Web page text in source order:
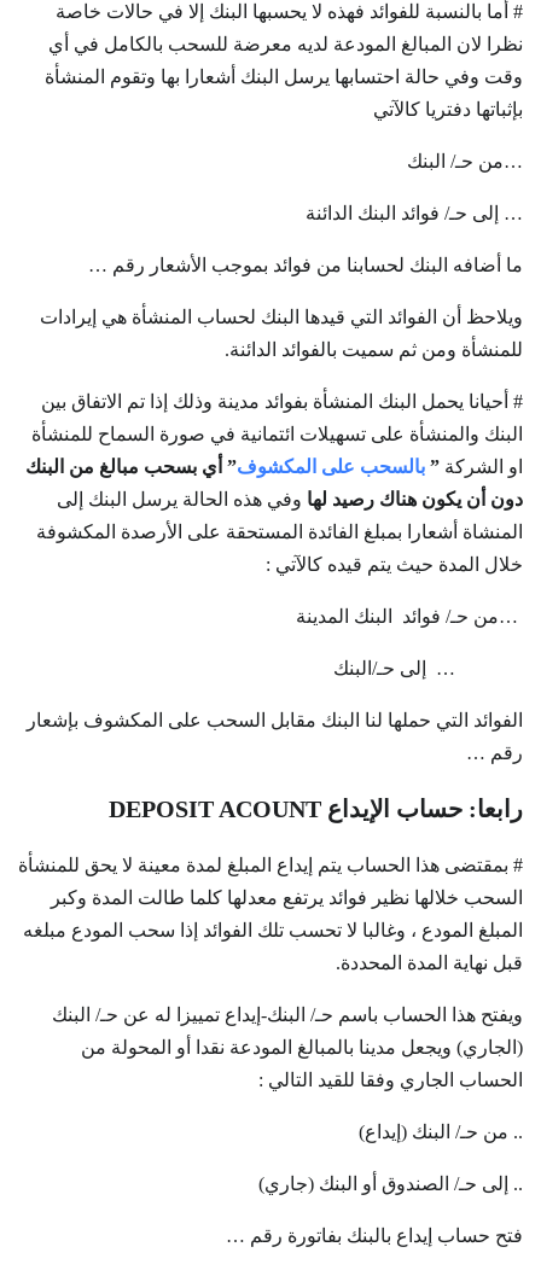
# أما بالنسبة للفوائد فهذه لا يحسبها البنك إلا في حالات خاصة
نظرا لان المبالغ المودعة لديه معرضة للسحب بالكامل في أي
وقت وفي حالة احتسابها يرسل البنك أشعارا بها وتقوم المنشأة
بإثباتها دفتريا كالآتي
…من حـ/ البنك
… إلى حـ/ فوائد البنك الدائنة
ما أضافه البنك لحسابنا من فوائد بموجب الأشعار رقم …
ويلاحظ أن الفوائد التي قيدها البنك لحساب المنشأة هي إيرادات
للمنشأة ومن ثم سميت بالفوائد الدائنة.
# أحيانا يحمل البنك المنشأة بفوائد مدينة وذلك إذا تم الاتفاق بين
البنك والمنشأة على تسهيلات ائتمانية في صورة السماح للمنشأة
او الشركة ” بالسحب على المكشوف” أي بسحب مبالغ من البنك
دون أن يكون هناك رصيد لها وفي هذه الحالة يرسل البنك إلى
المنشاة أشعارا بمبلغ الفائدة المستحقة على الأرصدة المكشوفة
خلال المدة حيث يتم قيده كالآتي :
…من حـ/ فوائد البنك المدينة
… إلى حـ/البنك
الفوائد التي حملها لنا البنك مقابل السحب على المكشوف بإشعار
رقم …
رابعا: حساب الإيداع DEPOSIT ACOUNT
# بمقتضى هذا الحساب يتم إيداع المبلغ لمدة معينة لا يحق للمنشأة
السحب خلالها نظير فوائد يرتفع معدلها كلما طالت المدة وكبر
المبلغ المودع ، وغالبا لا تحسب تلك الفوائد إذا سحب المودع مبلغه
قبل نهاية المدة المحددة.
ويفتح هذا الحساب باسم حـ/ البنك-إيداع تمييزا له عن حـ/ البنك
(الجاري) ويجعل مدينا بالمبالغ المودعة نقدا أو المحولة من
الحساب الجاري وفقا للقيد التالي :
.. من حـ/ البنك (إيداع)
.. إلى حـ/ الصندوق أو البنك (جاري)
فتح حساب إيداع بالبنك بفاتورة رقم …